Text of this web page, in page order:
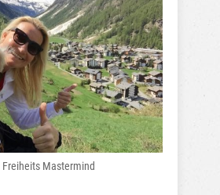
Freiheits Mastermind